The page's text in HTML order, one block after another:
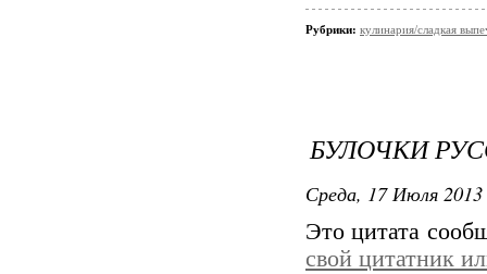
Рубрики: кулинария/сладкая
БУЛОЧКИ
Среда, 17 Июля
Это цитата
свой цитатник